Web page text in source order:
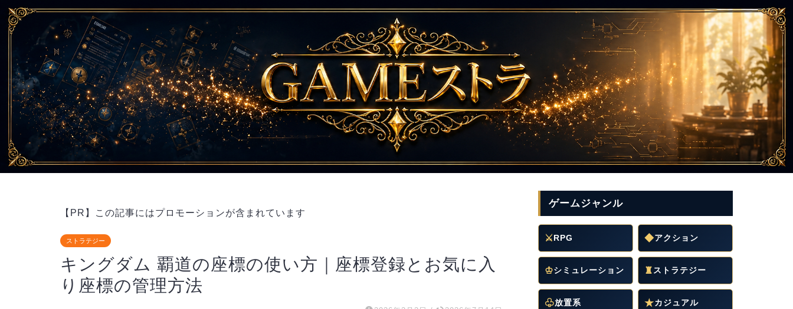
【PR】この記事にはプロモーションが含まれています
ストラテジー
キングダム 覇道の座標の使い方｜座標登録とお気に入
り座標の管理方法
ゲームジャンル
⚔RPG ◆アクション
♔シミュレーション ♜ ストラテジー
♧放置系 ★カジュアル